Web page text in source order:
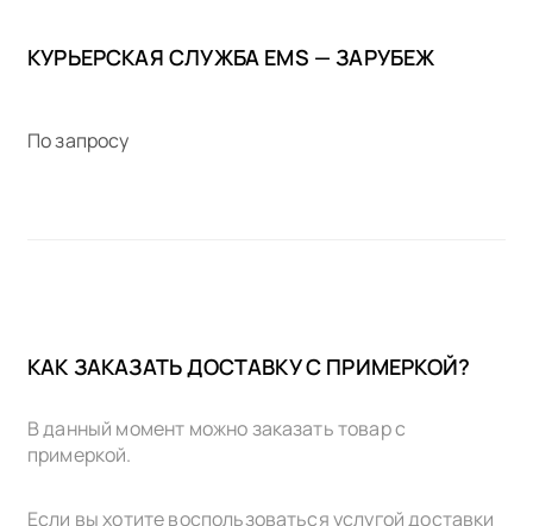
КУРЬЕРСКАЯ СЛУЖБА EMS — ЗАРУБЕЖ
По запросу
КАК ЗАКАЗАТЬ ДОСТАВКУ С ПРИМЕРКОЙ?
В данный момент можно заказать товар с
примеркой.
Если вы хотите воспользоваться услугой доставки